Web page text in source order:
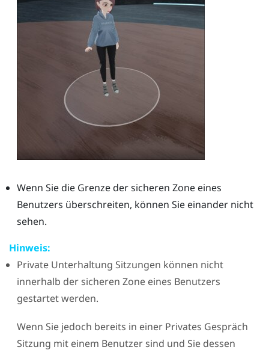
Wenn Sie die Grenze der sicheren Zone eines
Benutzers überschreiten, können Sie einander nicht
sehen.
Hinweis:
Private Unterhaltung Sitzungen können nicht
innerhalb der sicheren Zone eines Benutzers
gestartet werden.
Wenn Sie jedoch bereits in einer Privates Gespräch
Sitzung mit einem Benutzer sind und Sie dessen